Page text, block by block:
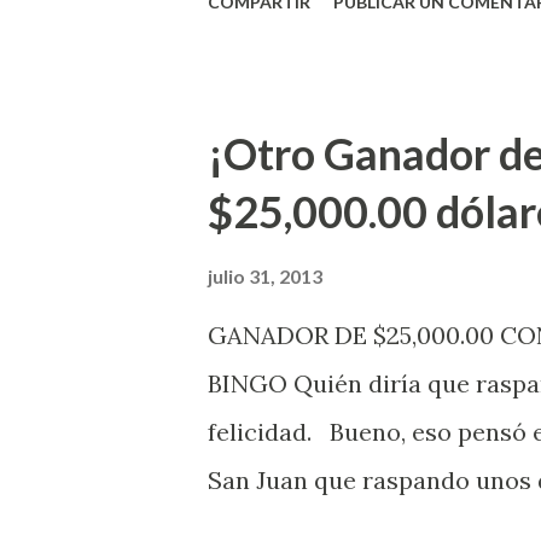
indicó López. Sobre el
mismo se continuará
jugadores podrán conocer
de la página electrónica de
¡Otro Ganador
$25,000.00
julio 31, 2013
GANADOR DE $25,000.00
BINGO Quién diría que
felicidad. Bueno, eso pensó
San Juan que raspando